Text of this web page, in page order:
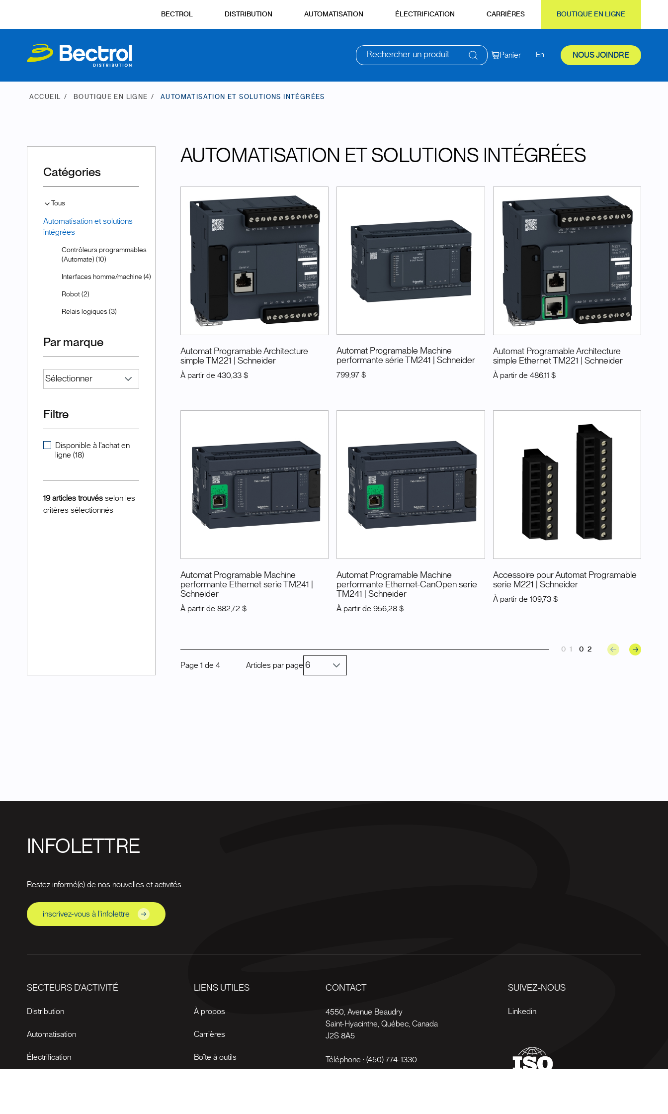
BECTROL DISTRIBUTION AUTOMATISATION ÉLECTRIFICATION CARRIÈRES BOUTIQUE EN LIGNE
Rechercher un produit Panier En NOUS JOINDRE
ACCUEIL BOUTIQUE EN LIGNE AUTOMATISATION ET SOLUTIONS INTÉGRÉES
Catégories
Tous
Automatisation et solutions
intégrées
Contrôleurs programmables
(Automate) (10)
Interfaces homme/machine (4)
Robot (2)
Relais logiques (3)
Par marque
Filtre
Disponible à l'achat en
ligne (18)
19 articles trouvés selon les
critères sélectionnés
AUTOMATISATION ET SOLUTIONS INTÉGRÉES
Automat Programable Architecture
simple TM221
| Schneider
À partir de 430,33 $
Automat Programable Machine
performante série TM241
| Schneider
799,97 $
Automat Programable Architecture
simple Ethernet TM221
| Schneider
À partir de 486,11 $
Automat Programable Machine
performante Ethernet serie TM241
Schneider
À partir de 882,72 $
Automat Programable Machine
performante Ethernet-CanOpen serie
TM241
| Schneider
À partir de 956,28 $
Accessoire pour Automat Programable
serie M221
| Schneider
À partir de 109,73 $
01 02
Page 1 de 4 Articles par page
INFOLETTRE
Restez informé(e) de nos nouvelles et activités.
inscrivez-vous à l'infolettre
SECTEURS D'ACTIVITÉ
Distribution
Automatisation
Électrification
LIENS UTILES
À propos
Carrières
Boîte à outils
CONTACT
4550, Avenue Beaudry
Saint-Hyacinthe Québec Canada
J2S 8A5
Téléphone : (450) 774-1330
SUIVEZ-NOUS
Linkedin